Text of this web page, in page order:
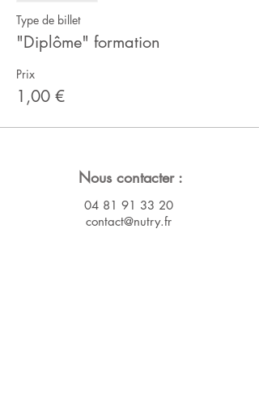
Type de billet
"Diplôme" formation
Prix
1,00 €
Nous contacter :
04 81 91 33 20
contact@nutry.fr